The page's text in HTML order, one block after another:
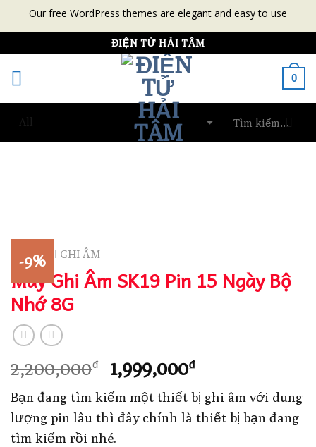
content
ĐIỆN TỬ HẢI TÂM
0
-9%
THIẾT BỊ GHI ÂM
Máy Ghi Âm SK19 Pin 15 Ngày Bộ
Nhớ 8G
2,200,000₫
Giá
gốc
là:
2,200,000₫.
1,999,000₫
hiện
tại
là:
Bạn đang tìm kiếm một thiết bị ghi âm với dung
lượng pin lâu thì đây chính là thiết bị bạn đang
tìm kiếm rồi nhé.
Our free WordPress themes are elegant and easy to use